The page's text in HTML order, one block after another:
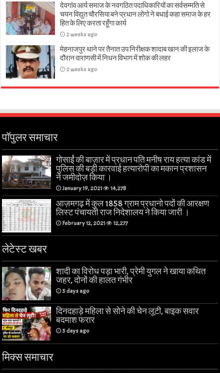
देवगांव आर्य समाज के नवगठित पदाधिकारियों का सर्वसम्मति से
चयन विद्युत चौरसिया बने प्रधान लोगो ने बधाई कहा समाज के हर
हित के लिए करता रहूँगा कार्य
2 weeks ago
मेहनाजपुर थाने पर तैनात उप निरीक्षक शादाब खान की इलाज के
दौरान वाराणसी में निधन विभाग में शोक की लहर
2 weeks ago
पॉपुलर समाचार
गोसाईं की बाज़ार में प्रधान पति मनीष राय हत्या कांड में
पुलिस की बड़ी कारवाई हत्यारोपी का मकान प्रशासन
ने जमीदोज़ किया ।
January 19, 2021 14,278
आज़मगढ़ में कुल 1858 ग्राम प्रधानो पदों की आरक्षण
लिस्ट पंचायती राज निदेशालय ने किया जारी ।
February 12, 2021 12,277
लेटेस्ट खबर
शादी का विरोध पड़ा भारी, प्रेमी युगल ने खाया कथित
जहर, दोनों की हालत गंभीर
5 days ago
दिनदहाड़े महिला से सोने की चेन लूटी, बाइक सवार
बदमाश फरार
5 days ago
मिक्स समाचार